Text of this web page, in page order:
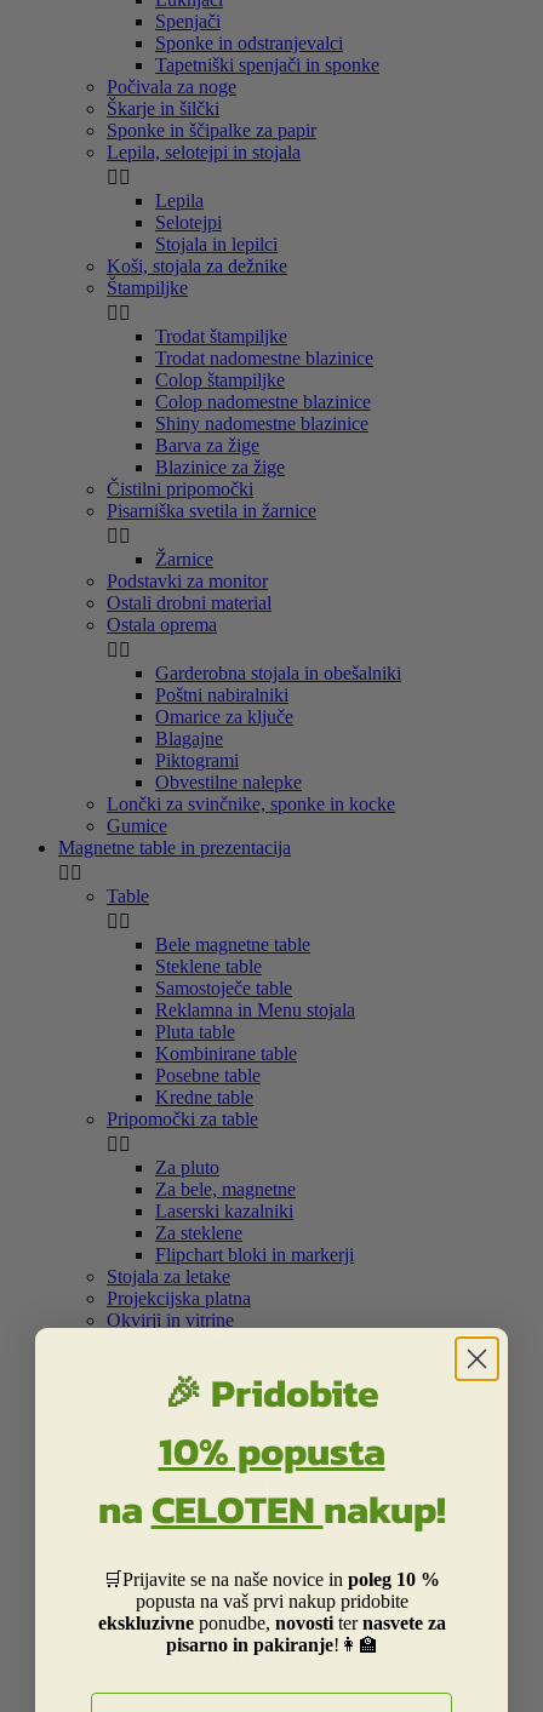
Spenjači
Sponke in odstranjevalci
Tapetniški spenjači in sponke
Počivala za noge
Škarje in šilčki
Sponke in ščipalke za papir
Lepila, selotejpi in stojala
 
Lepila
Selotejpi
Stojala in lepilci
Koši, stojala za dežnike
Štampiljke
 
Trodat štampiljke
Trodat nadomestne blazinice
Colop štampiljke
Colop nadomestne blazinice
Shiny nadomestne blazinice
Barva za žige
Blazinice za žige
Čistilni pripomočki
Pisarniška svetila in žarnice
 
Žarnice
Podstavki za monitor
Ostali drobni material
Ostala oprema
 
Garderobna stojala in obešalniki
Poštni nabiralniki
Omarice za ključe
Blagajne
Piktogrami
Obvestilne nalepke
Lončki za svinčnike, sponke in kocke
Gumice
Magnetne table in prezentacija
 
Table
 
Bele magnetne table
Steklene table
Samostoječe table
Reklamna in Menu stojala
Pluta table
Kombinirane table
Posebne table
Kredne table
Pripomočki za table
 
Za pluto
Za bele, magnetne
Laserski kazalniki
Za steklene
Flipchart bloki in markerji
Stojala za letake
Projekcijska platna
Okvirji in vitrine
Nahrbtniki in torbe
Kolekcija Street
Kolekcija Centrum
Kolekcija Barcelona
Kolekcija Liverpool
Kolekcija Dakar
Kolekcija Catalina Estrada
Kolekcija Smiley
Kolekcija Frozen
🎉 Pridobite
10% popusta
naCELOTENnakup!
🛒Prijavite se na naše novice in poleg 10 %
popusta na vaš prvi nakup pridobite
ekskluzivneponudbe, novosti ternasvete za
pisarno in pakiranje!👩‍🏫
E-naslov